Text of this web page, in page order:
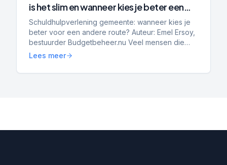
is het slim en wanneer kies je beter een
andere route?
Schuldhulpverlening gemeente: wanneer kies je
beter voor een andere route? Auteur: Emel Ersoy,
bestuurder Budgetbeheer.nu Veel mensen die
online zoeken op schuldhulpverlening gemeente
Lees meer